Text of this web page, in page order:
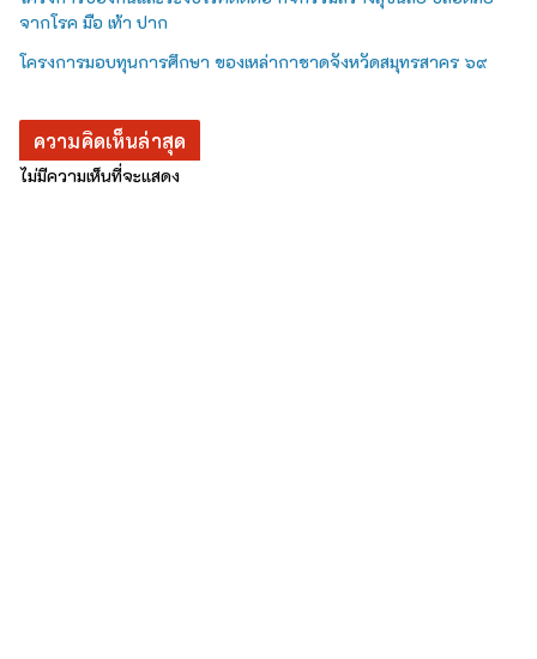
จากโรค มือ เท้า ปาก
โครงการมอบทุนการศึกษา ของเหล่ากาชาดจังหวัดสมุทรสาคร ๖๙
ความคิดเห็นล่าสุด
ไม่มีความเห็นที่จะแสดง